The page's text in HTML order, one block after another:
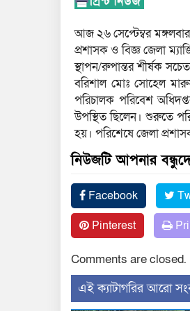
আজ ২৬ সেপ্টেম্বর
প্রশাসক ও বিজ্ঞ জেলা
স্থাপন/রুপান্তর শীর্ষক
বরিশাল মোঃ সোহেল
পরিচালক পরিবেশ
উপস্থিত ছিলেন। শুরুতে
হয়। পরিশেষে জেলা
নিউজটি আপনার
Facebook
Pinterest
Comments are closed.
‍এই ক্যাটাগরির ‍আরো